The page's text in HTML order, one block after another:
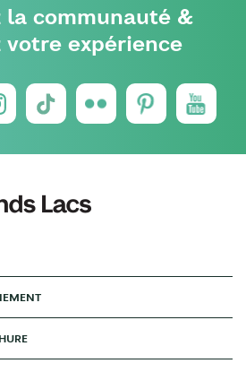
la communauté &
votre expérience